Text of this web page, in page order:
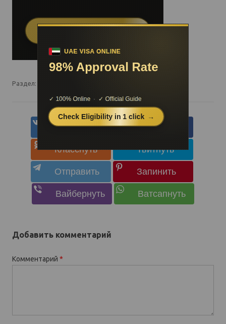
Раздел:
Добавить комментарий
Комментарий *